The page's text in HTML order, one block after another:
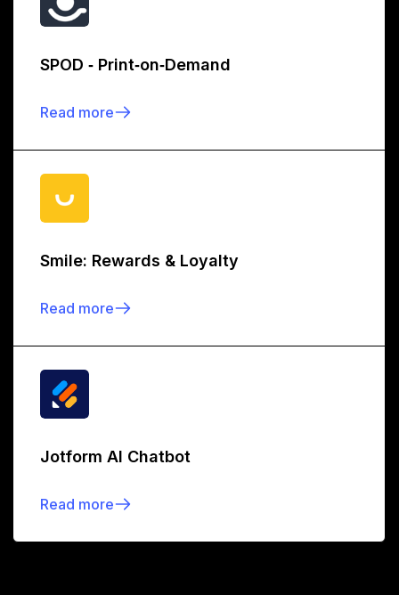
SPOD ‑ Print‑on‑Demand
Read more
Smile: Rewards & Loyalty
Read more
Jotform AI Chatbot
Read more